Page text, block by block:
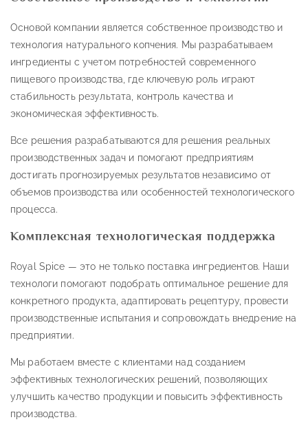
Основой компании является собственное производство и
технология натурального копчения. Мы разрабатываем
ингредиенты с учетом потребностей современного
пищевого производства, где ключевую роль играют
стабильность результата, контроль качества и
экономическая эффективность.
Все решения разрабатываются для решения реальных
производственных задач и помогают предприятиям
достигать прогнозируемых результатов независимо от
объемов производства или особенностей технологического
процесса.
Комплексная технологическая поддержка
Royal Spice — это не только поставка ингредиентов. Наши
технологи помогают подобрать оптимальное решение для
конкретного продукта, адаптировать рецептуру, провести
производственные испытания и сопровождать внедрение на
предприятии.
Мы работаем вместе с клиентами над созданием
эффективных технологических решений, позволяющих
улучшить качество продукции и повысить эффективность
производства.